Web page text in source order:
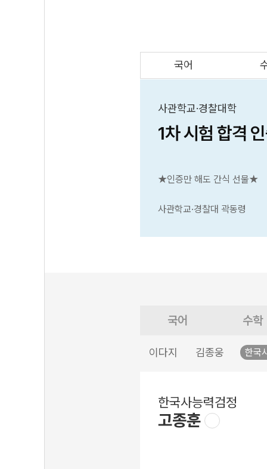
국어
사관학교·경찰대학
1차 시험 합격
★인증만 해도 간식 선물★
사관학교·경찰대 곽동령
국어 수학
이다지 김종웅 한국
한국사능력검정
고종훈